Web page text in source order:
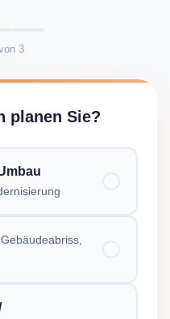
3
planen Sie?
Gebäudeabriss,